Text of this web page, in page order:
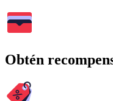
Obtén